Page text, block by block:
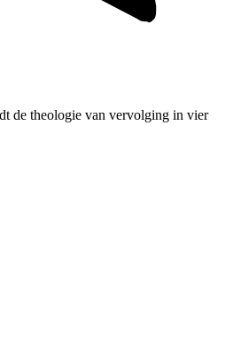
de theologie van vervolging in vier